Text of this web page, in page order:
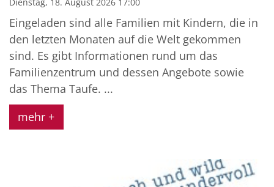
Eingeladen sind alle Familien mit Kindern, die in
den letzten Monaten auf die Welt gekommen
sind. Es gibt Informationen rund um das
Familienzentrum und dessen Angebote sowie
das Thema Taufe. ...
mehr +